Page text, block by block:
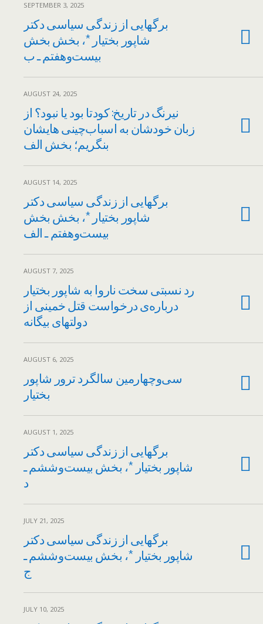
SEPTEMBER 3, 2025
برگهایی از زندگی سیاسی دکتر
شاپور بختیار *، بخش بخش
بیست‌وهفتم ـ ب
AUGUST 24, 2025
نیرنگ در تاریخ: کودتا بود یا نبود؟ از
زبان خودشان به اسباب‌چینی هایشان
بنگریم؛ بخش الف
AUGUST 14, 2025
برگهایی از زندگی سیاسی دکتر
شاپور بختیار *، بخش بخش
بیست‌وهفتم ـ الف
AUGUST 7, 2025
رد نسبتی سخت ناروا به شاپور بختیار
درباره‌ی درخواست قتل خمینی از
دولتهای بیگانه
AUGUST 6, 2025
سی‌وچهارمین سالگرد ترور شاپور
بختیار
AUGUST 1, 2025
برگهایی از زندگی سیاسی دکتر
شاپور بختیار *، بخش بیست‌وششم ـ
د
JULY 21, 2025
برگهایی از زندگی سیاسی دکتر
شاپور بختیار *، بخش بیست‌وششم ـ
ج
JULY 10, 2025